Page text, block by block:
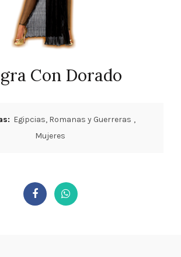
Con Dorado
Egipcias, Romanas y Guerreras ,
Mujeres